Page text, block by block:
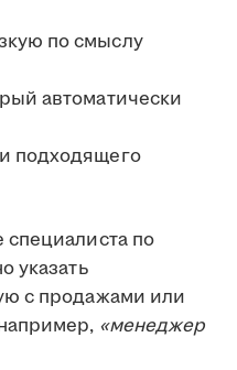
по смыслу
автоматически
подходящего
по
указать
с продажами или
«менеджер